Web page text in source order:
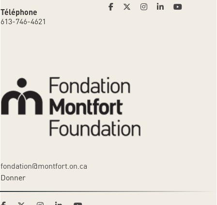
Téléphone
613-746-4621
fondation@montfort.on.ca
Donner